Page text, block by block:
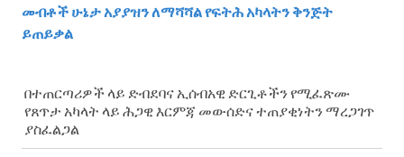
መብቶች ሁኔታ አያያዝን ለማሻሻል የፍትሕ አካላትን ቅንጅት
ይጠይቃል
በተጠርጣሪዎች ላይ ድብደባና ኢሰብአዊ ድርጊቶችን የሚፈጽሙ
የጸጥታ አካላት ላይ ሕጋዊ እርምጃ መውሰድና ተጠያቂነትን ማረጋገጥ
ያስፈልጋል